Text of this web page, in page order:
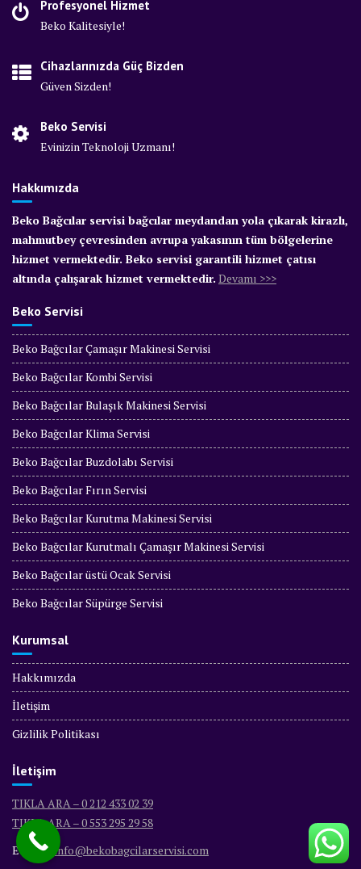
Profesyonel Hizmet
Beko Kalitesiyle!
Cihazlarınızda Güç Bizden
Güven Sizden!
Beko Servisi
Evinizin Teknoloji Uzmanı!
Hakkımızda
Beko Bağcılar servisi bağcılar meydandan yola çıkarak kirazlı,
mahmutbey çevresinden avrupa yakasının tüm bölgelerine
hizmet vermektedir. Beko servisi garantili hizmet çatısı
altında çalışarak hizmet vermektedir. Devamı >>>
Beko Servisi
Beko Bağcılar Çamaşır Makinesi Servisi
Beko Bağcılar Kombi Servisi
Beko Bağcılar Bulaşık Makinesi Servisi
Beko Bağcılar Klima Servisi
Beko Bağcılar Buzdolabı Servisi
Beko Bağcılar Fırın Servisi
Beko Bağcılar Kurutma Makinesi Servisi
Beko Bağcılar Kurutmalı Çamaşır Makinesi Servisi
Beko Bağcılar üstü Ocak Servisi
Beko Bağcılar Süpürge Servisi
Kurumsal
Hakkımızda
İletişim
Gizlilik Politikası
İletişim
TIKLA ARA – 0 212 433 02 39
TIKLA ARA – 0 553 295 29 58
E-Mail : info@bekobagcilarservisi.com